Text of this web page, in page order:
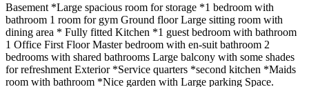
Basement *Large spacious room for storage *1 bedroom with
bathroom 1 room for gym Ground floor Large sitting room with
dining area * Fully fitted Kitchen *1 guest bedroom with bathroom
1 Office First Floor Master bedroom with en-suit bathroom 2
bedrooms with shared bathrooms Large balcony with some shades
for refreshment Exterior *Service quarters *second kitchen *Maids
room with bathroom *Nice garden with Large parking Space.